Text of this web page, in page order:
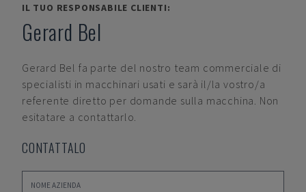
IL TUO RESPONSABILE CLIENTI:
Gerard Bel
Gerard Bel fa parte del nostro team commerciale di
specialisti in macchinari usati e sarà il/la vostro/a
referente diretto per domande sulla macchina. Non
esitatare a contattarlo.
CONTATTALO